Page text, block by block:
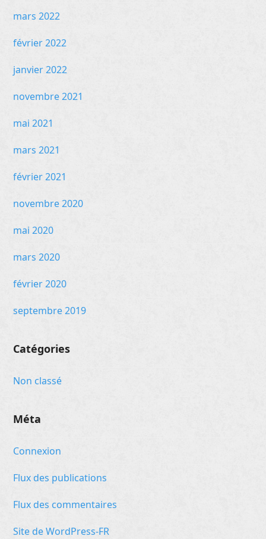
mars 2022
février 2022
janvier 2022
novembre 2021
mai 2021
mars 2021
février 2021
novembre 2020
mai 2020
mars 2020
février 2020
septembre 2019
Catégories
Non classé
Méta
Connexion
Flux des publications
Flux des commentaires
Site de WordPress-FR